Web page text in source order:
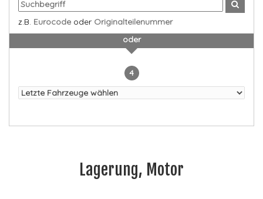
z.B. Eurocode oder Originalteilenummer
oder
4
Lagerung, Motor